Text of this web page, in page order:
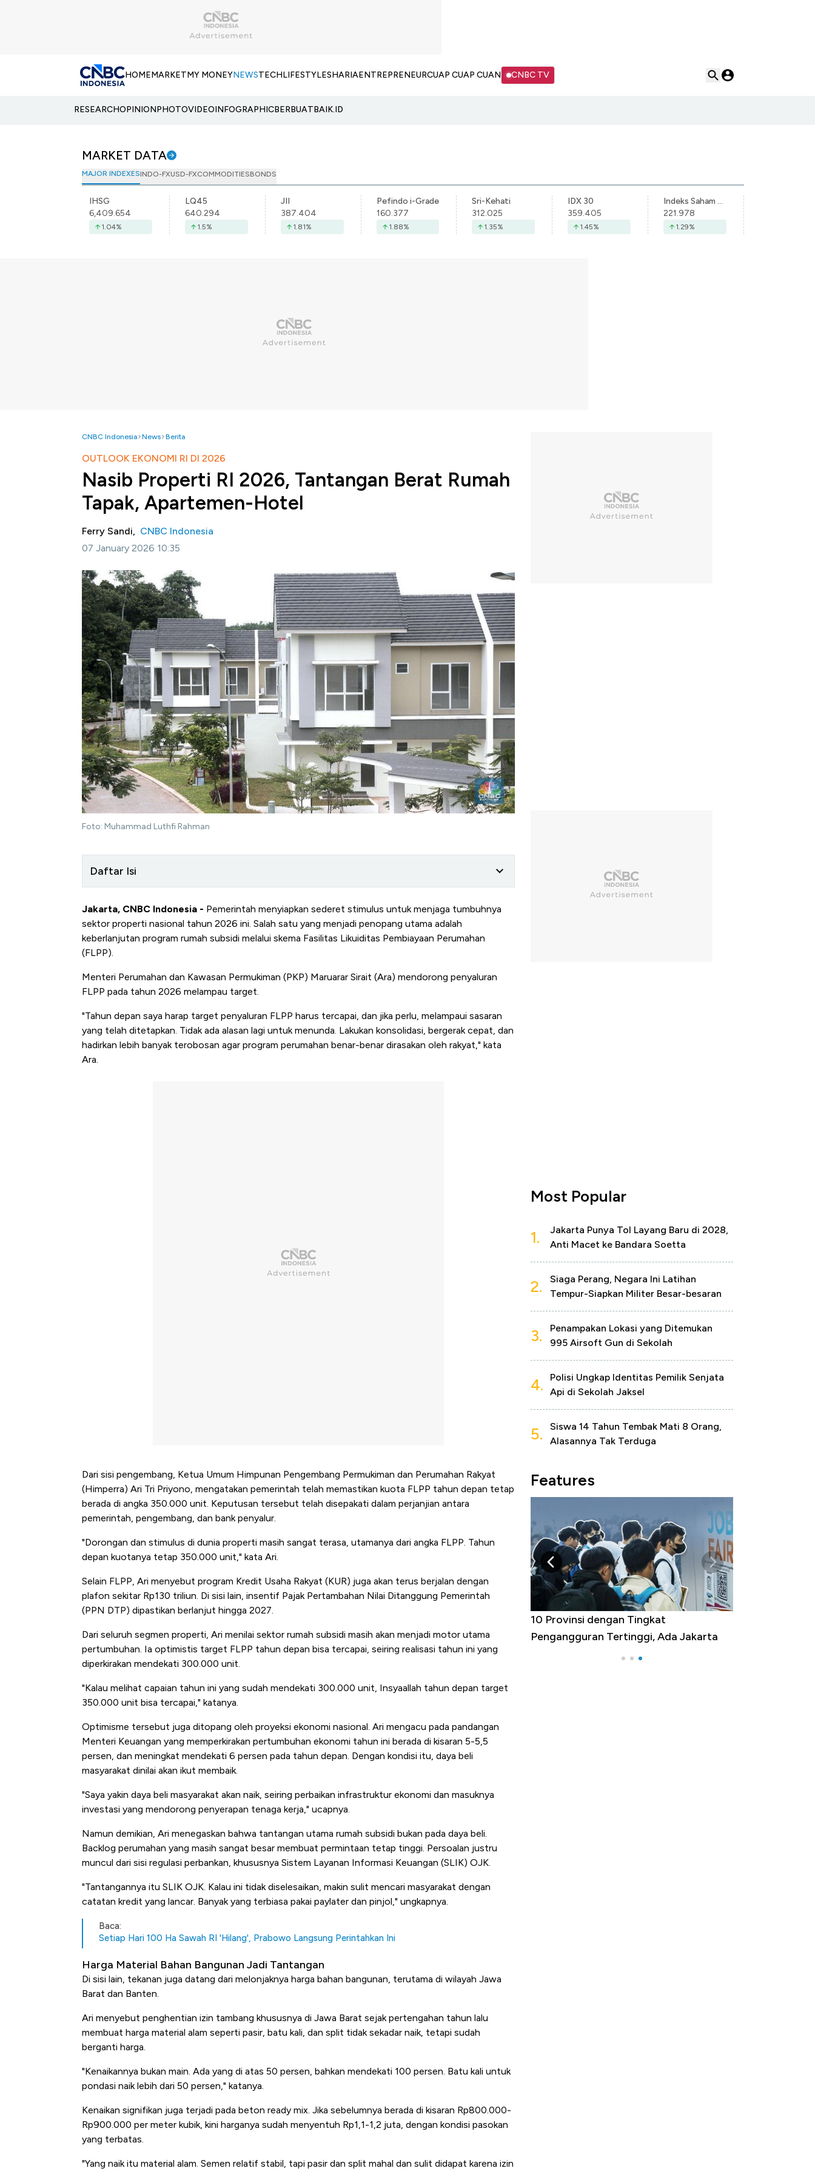
HOMEMARKETMY MONEYNEWSTECHLIFESTYLESHARIAENTREPRENEURCUAP CUAP CUAN CNBC TV
RESEARCHOPINIONPHOTOVIDEOINFOGRAPHICBERBUATBAIK.ID
MARKET DATA
MAJOR INDEXESINDO-FXUSD-FXCOMMODITIESBONDS
IHSG
6,409.654
1.04%
LQ45
640.294
1.5%
JII
387.404
1.81%
Pefindo i-Grade
160.377
1.88%
Sri-Kehati
312.025
1.35%
IDX 30
359.405
1.45%
Indeks Saham Syariah Indonesia
221.978
1.29%
CNBC Indonesia News Berita
OUTLOOK EKONOMI RI DI 2026
Nasib Properti RI 2026, Tantangan Berat Rumah
Tapak, Apartemen-Hotel
Ferry Sandi, CNBC Indonesia
07 January 2026 10:35
Foto: Muhammad Luthfi Rahman
Daftar Isi
Jakarta, CNBC Indonesia - Pemerintah menyiapkan sederet stimulus untuk menjaga tumbuhnya
sektor properti nasional tahun 2026 ini. Salah satu yang menjadi penopang utama adalah
keberlanjutan program rumah subsidi melalui skema Fasilitas Likuiditas Pembiayaan Perumahan
(FLPP).
Menteri Perumahan dan Kawasan Permukiman (PKP) Maruarar Sirait (Ara) mendorong penyaluran
FLPP pada tahun 2026 melampau target.
"Tahun depan saya harap target penyaluran FLPP harus tercapai, dan jika perlu, melampaui sasaran
yang telah ditetapkan. Tidak ada alasan lagi untuk menunda. Lakukan konsolidasi, bergerak cepat, dan
hadirkan lebih banyak terobosan agar program perumahan benar-benar dirasakan oleh rakyat," kata
Ara.
Dari sisi pengembang, Ketua Umum Himpunan Pengembang Permukiman dan Perumahan Rakyat
(Himperra) Ari Tri Priyono, mengatakan pemerintah telah memastikan kuota FLPP tahun depan tetap
berada di angka 350.000 unit. Keputusan tersebut telah disepakati dalam perjanjian antara
pemerintah, pengembang, dan bank penyalur.
"Dorongan dan stimulus di dunia properti masih sangat terasa, utamanya dari angka FLPP. Tahun
depan kuotanya tetap 350.000 unit," kata Ari.
Selain FLPP, Ari menyebut program Kredit Usaha Rakyat (KUR) juga akan terus berjalan dengan
plafon sekitar Rp130 triliun. Di sisi lain, insentif Pajak Pertambahan Nilai Ditanggung Pemerintah
(PPN DTP) dipastikan berlanjut hingga 2027.
Dari seluruh segmen properti, Ari menilai sektor rumah subsidi masih akan menjadi motor utama
pertumbuhan. Ia optimistis target FLPP tahun depan bisa tercapai, seiring realisasi tahun ini yang
diperkirakan mendekati 300.000 unit.
"Kalau melihat capaian tahun ini yang sudah mendekati 300.000 unit, Insyaallah tahun depan target
350.000 unit bisa tercapai," katanya.
Optimisme tersebut juga ditopang oleh proyeksi ekonomi nasional. Ari mengacu pada pandangan
Menteri Keuangan yang memperkirakan pertumbuhan ekonomi tahun ini berada di kisaran 5-5,5
persen, dan meningkat mendekati 6 persen pada tahun depan. Dengan kondisi itu, daya beli
masyarakat dinilai akan ikut membaik.
"Saya yakin daya beli masyarakat akan naik, seiring perbaikan infrastruktur ekonomi dan masuknya
investasi yang mendorong penyerapan tenaga kerja," ucapnya.
Namun demikian, Ari menegaskan bahwa tantangan utama rumah subsidi bukan pada daya beli.
Backlog perumahan yang masih sangat besar membuat permintaan tetap tinggi. Persoalan justru
muncul dari sisi regulasi perbankan, khususnya Sistem Layanan Informasi Keuangan (SLIK) OJK.
"Tantangannya itu SLIK OJK. Kalau ini tidak diselesaikan, makin sulit mencari masyarakat dengan
catatan kredit yang lancar. Banyak yang terbiasa pakai paylater dan pinjol," ungkapnya.
Baca:
Setiap Hari 100 Ha Sawah RI 'Hilang', Prabowo Langsung Perintahkan Ini
Harga Material Bahan Bangunan Jadi Tantangan
Di sisi lain, tekanan juga datang dari melonjaknya harga bahan bangunan, terutama di wilayah Jawa
Barat dan Banten.
Ari menyebut penghentian izin tambang khususnya di Jawa Barat sejak pertengahan tahun lalu
membuat harga material alam seperti pasir, batu kali, dan split tidak sekadar naik, tetapi sudah
berganti harga.
"Kenaikannya bukan main. Ada yang di atas 50 persen, bahkan mendekati 100 persen. Batu kali untuk
pondasi naik lebih dari 50 persen," katanya.
Kenaikan signifikan juga terjadi pada beton ready mix. Jika sebelumnya berada di kisaran Rp800.000-
Rp900.000 per meter kubik, kini harganya sudah menyentuh Rp1,1-1,2 juta, dengan kondisi pasokan
yang terbatas.
"Yang naik itu material alam. Semen relatif stabil, tapi pasir dan split mahal dan sulit didapat karena izin
Most Popular
1.
Jakarta Punya Tol Layang Baru di 2028,
Anti Macet ke Bandara Soetta
2.
Siaga Perang, Negara Ini Latihan
Tempur-Siapkan Militer Besar-besaran
3.
Penampakan Lokasi yang Ditemukan
995 Airsoft Gun di Sekolah
4.
Polisi Ungkap Identitas Pemilik Senjata
Api di Sekolah Jaksel
5.
Siswa 14 Tahun Tembak Mati 8 Orang,
Alasannya Tak Terduga
Features
Kongo Tutup Keran Ekspor, Harga
Tembaga Terbang ke Zona Berbahaya
Mana yang Cuannya Paling Menyala?
10 Provinsi dengan Tingkat
Pengangguran Tertinggi, Ada Jakarta